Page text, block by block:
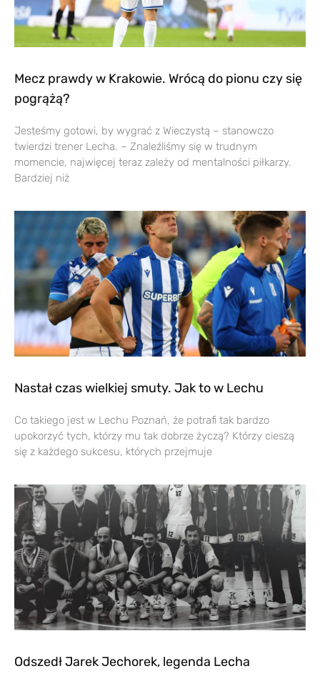
Mecz prawdy w Krakowie. Wrócą do pionu czy się
pogrążą?
Jesteśmy gotowi, by wygrać z Wieczystą – stanowczo
twierdzi trener Lecha. – Znaleźliśmy się w trudnym
momencie, najwięcej teraz zależy od mentalności piłkarzy.
Bardziej niż
Nastał czas wielkiej smuty. Jak to w Lechu
Co takiego jest w Lechu Poznań, że potrafi tak bardzo
upokorzyć tych, którzy mu tak dobrze życzą? Którzy cieszą
się z każdego sukcesu, których przejmuje
Odszedł Jarek Jechorek, legenda Lecha